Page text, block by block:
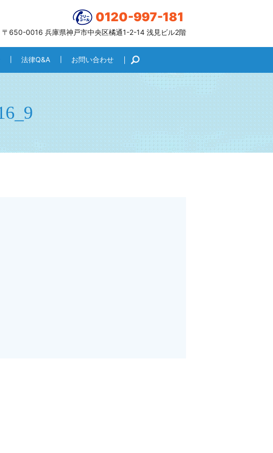
0120-997-181
〒650-0016 兵庫県神戸市中央区橘通1-2-14 浅見ビル2階
法律Q&A お問い合わせ search